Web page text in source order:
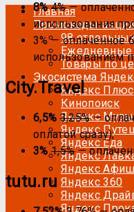
Главная
Промокоды-акции
98
Товары по
Экосистема
Яндекс Плюс
Кинопоиск
Яндекс
Яндекс
Яндекс Еда
Яндекс
Яндекс
Яндекс 360
Яндекс
Яндекс
8% 4%—
использования
3% — оплаченное
использованием
City.Travel
6,5% 3,25%—
оплатой сразу);
3% 1,5%—
tutu.ru